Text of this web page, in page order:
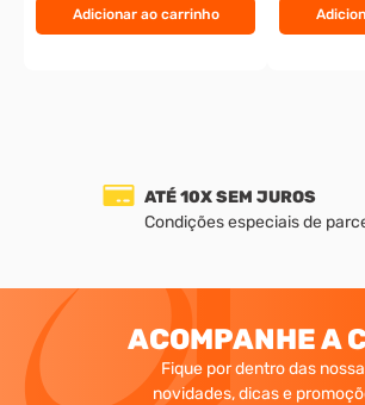
Adicionar ao carrinho
ATÉ 10X SEM JUROS
Condições especiais de
ACOMPANHE A
Fique por dentro das
novidades, dicas e